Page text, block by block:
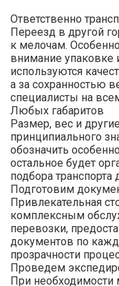
Ответственно
Переезд в другой
к мелочам.
внимание упаковке
используются
а за сохранностью
специалисты на
Любых габаритов
Размер, вес и
принципиального
обозначить
остальное будет
подбора
Подготовим
Привлекательная
комплексным
перевозки,
документов по
прозрачности
Проведем
При необходимости